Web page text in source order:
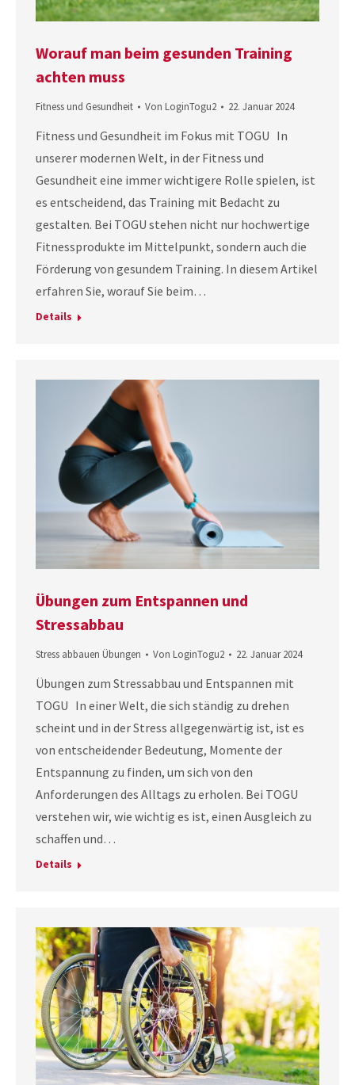
Worauf man beim gesunden Training
achten muss
Fitness und Gesundheit Von LoginTogu2 22. Januar 2024
Fitness und Gesundheit im Fokus mit TOGU In
unserer modernen Welt, in der Fitness und
Gesundheit eine immer wichtigere Rolle spielen, ist
es entscheidend, das Training mit Bedacht zu
gestalten. Bei TOGU stehen nicht nur hochwertige
Fitnessprodukte im Mittelpunkt, sondern auch die
Förderung von gesundem Training. In diesem Artikel
erfahren Sie, worauf Sie beim…
Details
Übungen zum Entspannen und
Stressabbau
Stress abbauen Übungen Von LoginTogu2 22. Januar 2024
Übungen zum Stressabbau und Entspannen mit
TOGU In einer Welt, die sich ständig zu drehen
scheint und in der Stress allgegenwärtig ist, ist es
von entscheidender Bedeutung, Momente der
Entspannung zu finden, um sich von den
Anforderungen des Alltags zu erholen. Bei TOGU
verstehen wir, wie wichtig es ist, einen Ausgleich zu
schaffen und…
Details